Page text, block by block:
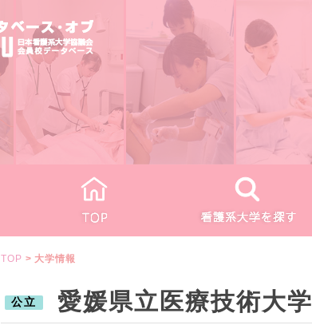
TOP > 大学情報
公立 愛媛県立医療技術大学